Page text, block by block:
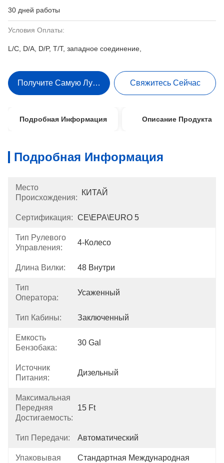
30 дней работы
Условия Оплаты:
L/C, D/A, D/P, T/T, западное соединение,
Получите Самую Лучшую ЦенуСвяжитесь Сейчас
Подробная Информация Описание Продукта
Подробная Информация
Место
Происхождения:
КИТАЙ
Сертификация: CE\EPA\EURO 5
Тип Рулевого
Управления:
4-Колесо
Длина Вилки: 48 Внутри
Тип
Оператора:
Усаженный
Тип Кабины: Заключенный
Емкость
Бензобака:
30 Gal
Источник
Питания:
Дизельный
Максимальная
Передняя
Достигаемость:
15 Ft
Тип Передачи: Автоматический
Упаковывая
Стандартная Международная